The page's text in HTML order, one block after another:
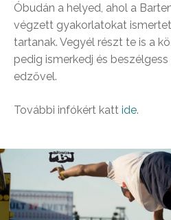
Óbudán a helyed, ahol a
végzett gyakorlatokat
tartanak. Vegyél részt te is a
pedig ismerkedj és
edzővel.
További infókért katt ide.